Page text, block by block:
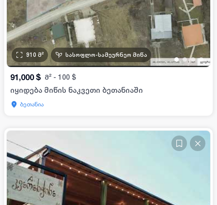
••••
910 მ² სასოფლო-სამეურნეო მიწა
91,000 $ მ² - 100 $
იყიდება მიწის ნაკვეთი ბეთანიაში
ბეთანია